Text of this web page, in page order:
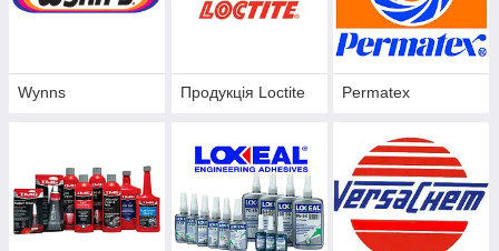
Wynns Продукція Loctite Permatex